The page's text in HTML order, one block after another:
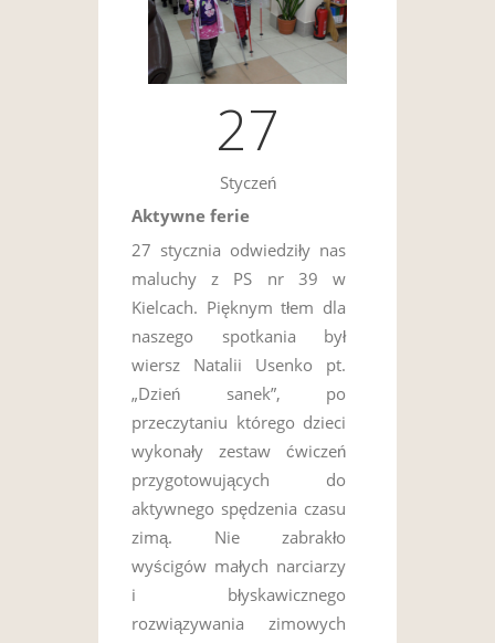
27
Styczeń
Aktywne ferie
27 stycznia odwiedziły nas
maluchy z PS nr 39 w
Kielcach. Pięknym tłem dla
naszego spotkania był
wiersz Natalii Usenko pt.
„Dzień sanek”, po
przeczytaniu którego dzieci
wykonały zestaw ćwiczeń
przygotowujących do
aktywnego spędzenia czasu
zimą. Nie zabrakło
wyścigów małych narciarzy
i błyskawicznego
rozwiązywania zimowych